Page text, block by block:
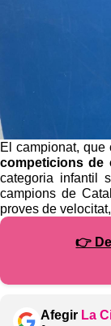
El campionat, que
competicions de
categoria infantil
campions de
proves de
👉
Afegir La